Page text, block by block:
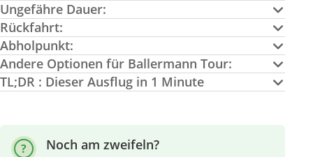
Ungefähre Dauer:
Rückfahrt:
Abholpunkt:
Andere Optionen für Ballermann Tour:
TL;DR : Dieser Ausflug in 1 Minute
Noch am zweifeln?